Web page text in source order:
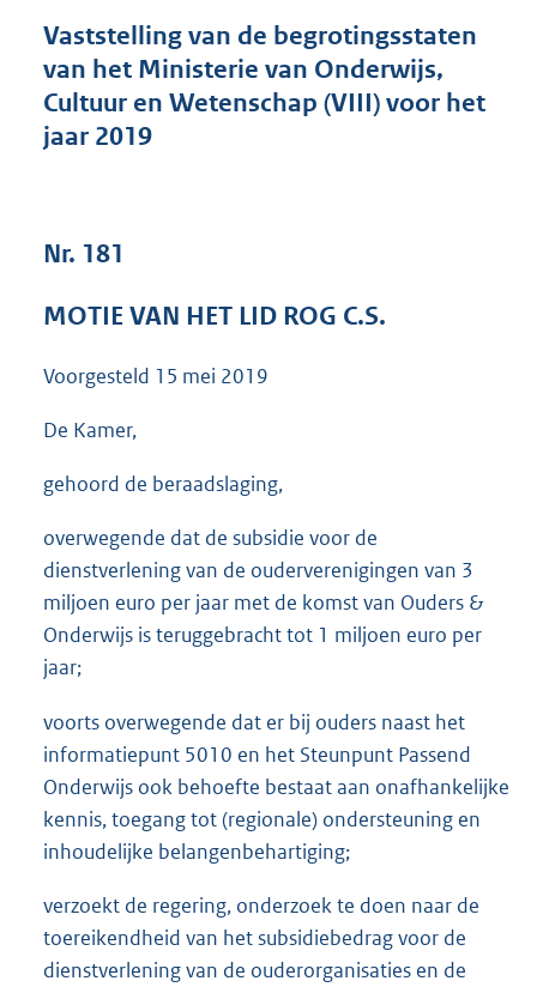
s
g
r
K
Vaststelling van de begrotingsstaten
van het Ministerie van Onderwijs,
Cultuur en Wetenschap (VIII) voor het
jaar 2019
Nr. 181
MOTIE VAN HET LID ROG C.S.
Voorgesteld 15 mei 2019
De Kamer,
gehoord de beraadslaging,
overwegende dat de subsidie voor de
dienstverlening van de ouderverenigingen van 3
miljoen euro per jaar met de komst van Ouders &
Onderwijs is teruggebracht tot 1 miljoen euro per
jaar;
voorts overwegende dat er bij ouders naast het
informatiepunt 5010 en het Steunpunt Passend
Onderwijs ook behoefte bestaat aan onafhankelijke
kennis, toegang tot (regionale) ondersteuning en
inhoudelijke belangenbehartiging;
verzoekt de regering, onderzoek te doen naar de
toereikendheid van het subsidiebedrag voor de
dienstverlening van de ouderorganisaties en de